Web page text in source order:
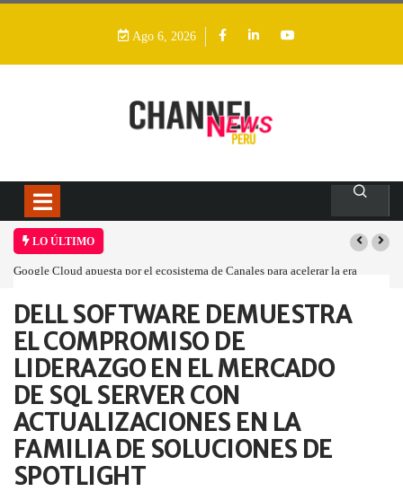
Ago 6, 2026
LO ÚLTIMO
Google Cloud apuesta por el ecosistema de Canales para acelerar la era
Home
Empresa DELL SOFTWARE DEMUESTRA…
DELL SOFTWARE DEMUESTRA
EL COMPROMISO DE
LIDERAZGO EN EL MERCADO
DE SQL SERVER CON
ACTUALIZACIONES EN LA
FAMILIA DE SOLUCIONES DE
SPOTLIGHT